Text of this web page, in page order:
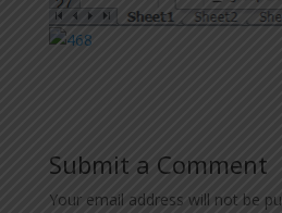
Submit a Comment
Your email address will not be